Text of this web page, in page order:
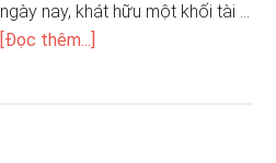
ngày nay, khát hữu một khối tài …
[Đọc thêm...]